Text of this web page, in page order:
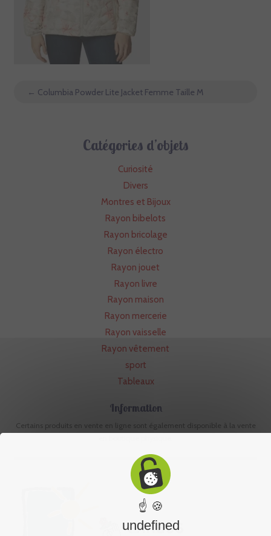
← Columbia Powder Lite Jacket Femme Taille M
Catégories d’objets
Curiosité
Divers
Montres et Bijoux
Rayon bibelots
Rayon bricolage
Rayon électro
Rayon jouet
Rayon livre
Rayon maison
Rayon mercerie
Rayon vaisselle
Rayon vêtement
sport
Tableaux
Information
Certains produits en vente en ligne sont également disponible à la vente
☝ 🍪
undefined